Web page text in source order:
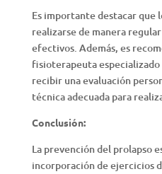
Es importante destacar que
realizarse de manera
efectivos. Además, es
fisioterapeuta especializado
recibir una evaluación
técnica adecuada para
Conclusión:
La prevención del prolapso
incorporación de ejercicios